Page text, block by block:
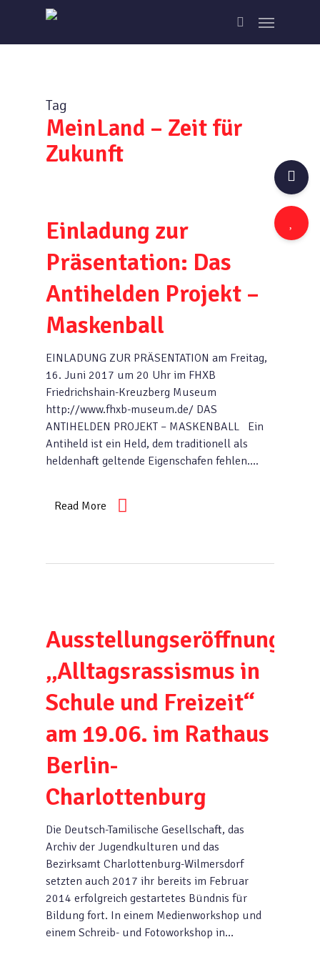
main
search
Menu
Tag
MeinLand – Zeit für
Zukunft
Einladung zur
Präsentation: Das
Antihelden Projekt –
Maskenball
EINLADUNG ZUR PRÄSENTATION am Freitag,
16. Juni 2017 um 20 Uhr im FHXB
Friedrichshain-Kreuzberg Museum
http://www.fhxb-museum.de/ DAS
ANTIHELDEN PROJEKT – MASKENBALL Ein
Antiheld ist ein Held, dem traditionell als
heldenhaft geltende Eigenschafen fehlen….
Read More
Ausstellungseröffnung
„Alltagsrassismus in
Schule und Freizeit“
am 19.06. im Rathaus
Berlin-
Charlottenburg
Die Deutsch-Tamilische Gesellschaft, das
Archiv der Jugendkulturen und das
Bezirksamt Charlottenburg-Wilmersdorf
setzten auch 2017 ihr bereits im Februar
2014 erfolgreich gestartetes Bündnis für
Bildung fort. In einem Medienworkshop und
einem Schreib- und Fotoworkshop in…